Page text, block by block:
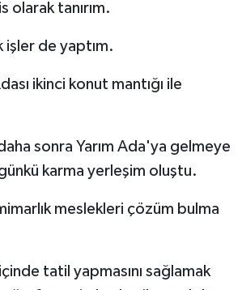
olarak tanırım.
işler de yaptım.
ikinci konut mantığı ile
sonra Yarım Ada'ya gelmeye
karma yerleşim oluştu.
meslekleri çözüm bulma
tatil yapmasını sağlamak